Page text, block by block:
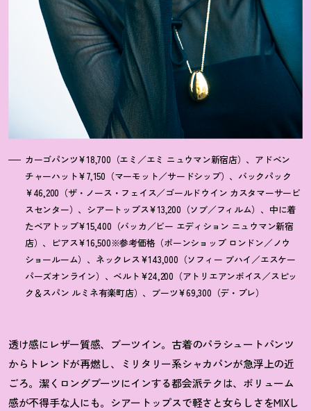
カーゴパンツ¥18,700（エミ／エミ ニュウマン新宿店）、アドベン
チャーハット¥7,150（マーモット／サードシップ）、バックパック
¥46,200（ザ・ノース・フェイス／ゴールドウイン カスタマーサービ
スセンター）、シアートップス¥13,200（ソブ／フィルム）、中に着
たベアトップ¥15,400（バッカ／ビー エディション ニュウマン新宿
店）、ピアス¥16,500※参考価格（ポーンショップ ロンドン／ノウ
ショールーム）、ネックレス¥143,000（ソフィー ブハイ／エスケー
パーズオンライン）、ベルト¥24,200（アトリエアンボイス／スピッ
ク＆スパン ルミネ有楽町店）、ブーツ¥69,300（デ・プレ）
透け感にレザー質感、ブーツイン。古着のパラシュートパンツ
からトレンドが再燃し、ミリタリー系シャカパンが急浮上の近
ごろ。潔くロングブーツにインする都会派テクは、ボリューム
感が不得手な人にも。シアートップスで軽さと女らしさをMIXし